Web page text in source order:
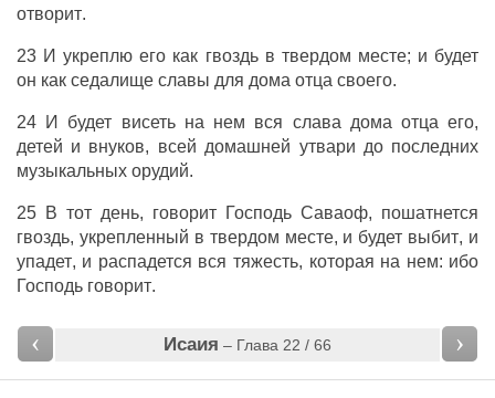
отворит.
23 Иукреплю его как гвоздьв твердом месте; и будет
он как седалище славы для дома отца своего.
24 И будет висетьна нем вся слава дома отца его,
детей и внуков, всей домашней утвари до последних
музыкальных орудий.
25 В тот день, говорит Господь Саваоф, пошатнется
гвоздь, укрепленный в твердом месте, и будет выбит, и
упадет, и распадется вся тяжесть, которая на нем: ибо
Господь говорит.
‹ Исаия – Глава 22 / 66 ›